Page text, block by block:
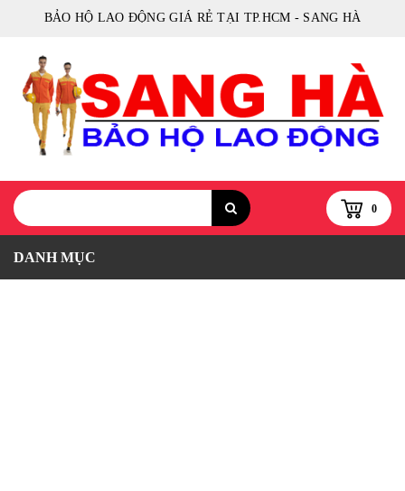
BẢO HỘ LAO ĐỘNG GIÁ RẺ TẠI TP.HCM - SANG HÀ
0
DANH MỤC